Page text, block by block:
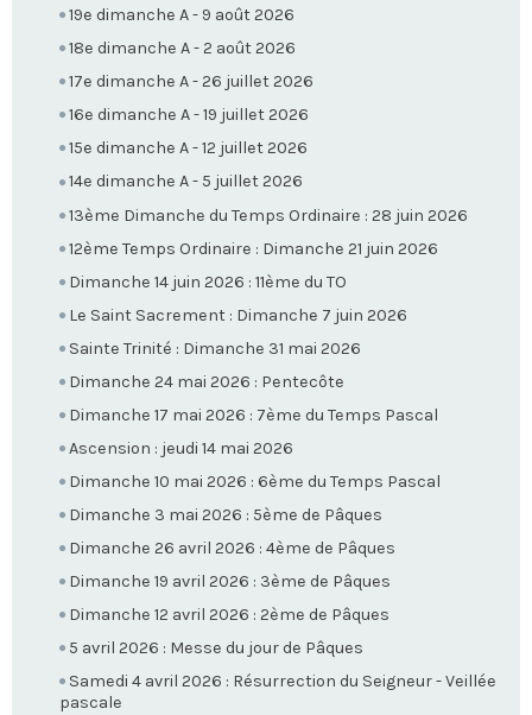
19e dimanche A - 9 août 2026
18e dimanche A - 2 août 2026
17e dimanche A - 26 juillet 2026
16e dimanche A - 19 juillet 2026
15e dimanche A - 12 juillet 2026
14e dimanche A - 5 juillet 2026
13ème Dimanche du Temps Ordinaire : 28 juin 2026
12ème Temps Ordinaire : Dimanche 21 juin 2026
Dimanche 14 juin 2026 : 11ème du TO
Le Saint Sacrement : Dimanche 7 juin 2026
Sainte Trinité : Dimanche 31 mai 2026
Dimanche 24 mai 2026 : Pentecôte
Dimanche 17 mai 2026 : 7ème du Temps Pascal
Ascension : jeudi 14 mai 2026
Dimanche 10 mai 2026 : 6ème du Temps Pascal
Dimanche 3 mai 2026 : 5ème de Pâques
Dimanche 26 avril 2026 : 4ème de Pâques
Dimanche 19 avril 2026 : 3ème de Pâques
Dimanche 12 avril 2026 : 2ème de Pâques
5 avril 2026 : Messe du jour de Pâques
Samedi 4 avril 2026 : Résurrection du Seigneur - Veillée
pascale